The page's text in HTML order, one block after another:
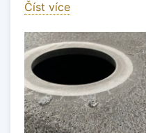
Číst více